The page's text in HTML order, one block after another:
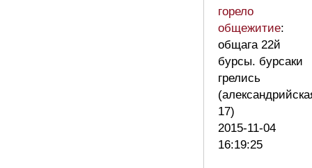
горело
общежитие:
общага 22й
бурсы. бурсаки
грелись
17)
2015-11-04
16:19:25